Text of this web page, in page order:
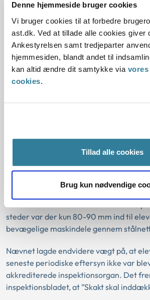
Denne hjemmeside bruger cookies
Vi bruger cookies til at forbedre
ast.dk. Ved at tillade alle cookies giver
Ankestyrelsen samt tredjeparter
hjemmesiden, blandt andet til
kan altid ændre dit samtykke via
cookies.
Tillad alle cookies
Brug kun nødvendige
Arbejdsmiljøklagenævnet
påbud om at sikre, at
elevatorer, er
fra omgivelserne.
lovgivningens krav om at være
omgivelserne.
Nævnet lagde vægt på, at
steder var der kun 80-90 mm ind til
bevægelige maskindele gennem
Nævnet lagde endvidere vægt på, at
seneste periodiske eftersyn ikke var
akkrediterede inspektionsorgan. Det
inspektionsbladet, at ”Skakt skal